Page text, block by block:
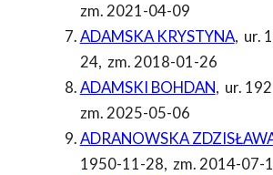
zm. 2021-04-09
ADAMSKA KRYSTYNA, ur.
24, zm. 2018-01-26
ADAMSKI BOHDAN, ur.
zm. 2025-05-06
ADRANOWSKA
1950-11-28, zm. 2014-07-